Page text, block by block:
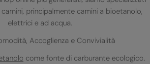
principalmente camini a bioetanolo,
elettrici e ad acqua.
Accoglienza e Convivialità
come fonte di carburante ecologico.